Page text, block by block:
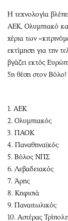
Η τεχνολογία
ΑΕΚ, Ολυμπιακό
χέρια των
εκτίμηση για την
βγάζει εκτός
5η θέση στον Βόλο!
1. ΑΕΚ
2. Ολυμπιακός
3. ΠΑΟΚ
4. Παναθηναϊκός
5. Βόλος ΝΠΣ
6. Λεβαδειακός
7. Άρης
8. Κηφισιά
9. Παναιτωλικός
10. Αστέρας